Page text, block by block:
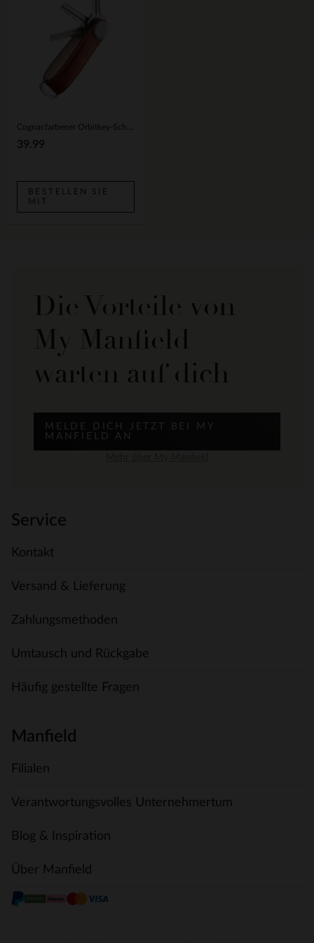
39.99
BESTELLEN SIE
MIT
Die Vorteile von
My Manfield
warten auf dich
MELDE DICH JETZT BEI MY
MANFIELD AN
Service
Kontakt
Versand & Lieferung
Zahlungsmethoden
Umtausch und Rückgabe
Häufig gestellte Fragen
Manfield
Filialen
Verantwortungsvolles Unternehmertum
Blog & Inspiration
Über Manfield